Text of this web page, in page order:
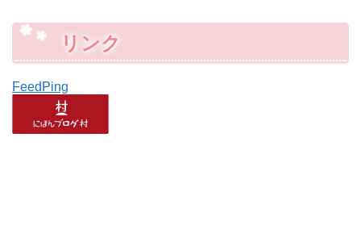
リンク
FeedPing